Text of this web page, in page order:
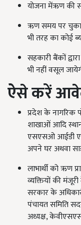
योजना मेंऋण की
ऋण समय पर
भी तरह का कोई
सहकारी बैंकों
भी नहीं वसूल
ऐसे करें
प्रदेश के नागरिक
शाखाओं आदि
एसएसओ आईडी
अपने घर अथवा
लाभार्थी को ऋण
व्यक्तियों की
सरकार के
पंचायत समिति
अध्यक्ष,